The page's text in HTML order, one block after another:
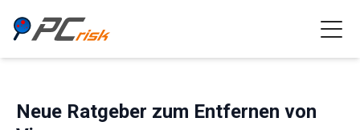
Neue Ratgeber zum Entfernen von